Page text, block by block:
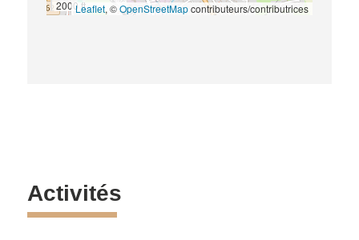
2000 ftLeaflet, ©OpenStreetMapcontributeurs/contributrices
Activités